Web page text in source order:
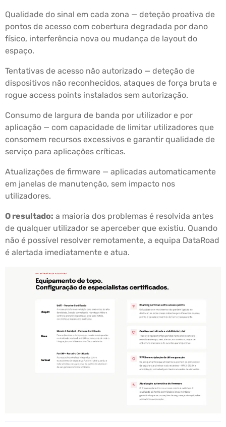
Qualidade do sinal em cada zona — deteção proativa de
pontos de acesso com cobertura degradada por dano
físico, interferência nova ou mudança de layout do
espaço.
Tentativas de acesso não autorizado — deteção de
dispositivos não reconhecidos, ataques de força bruta e
rogue access points instalados sem autorização.
Consumo de largura de banda por utilizador e por
aplicação — com capacidade de limitar utilizadores que
consomem recursos excessivos e garantir qualidade de
serviço para aplicações críticas.
Atualizações de firmware — aplicadas automaticamente
em janelas de manutenção, sem impacto nos
utilizadores.
O resultado: a maioria dos problemas é resolvida antes
de qualquer utilizador se aperceber que existiu. Quando
não é possível resolver remotamente, a equipa DataRoad
é alertada imediatamente e atua.